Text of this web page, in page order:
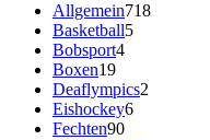
Allgemein718
Basketball5
Bobsport4
Boxen19
Deaflympics2
Eishockey6
Fechten90